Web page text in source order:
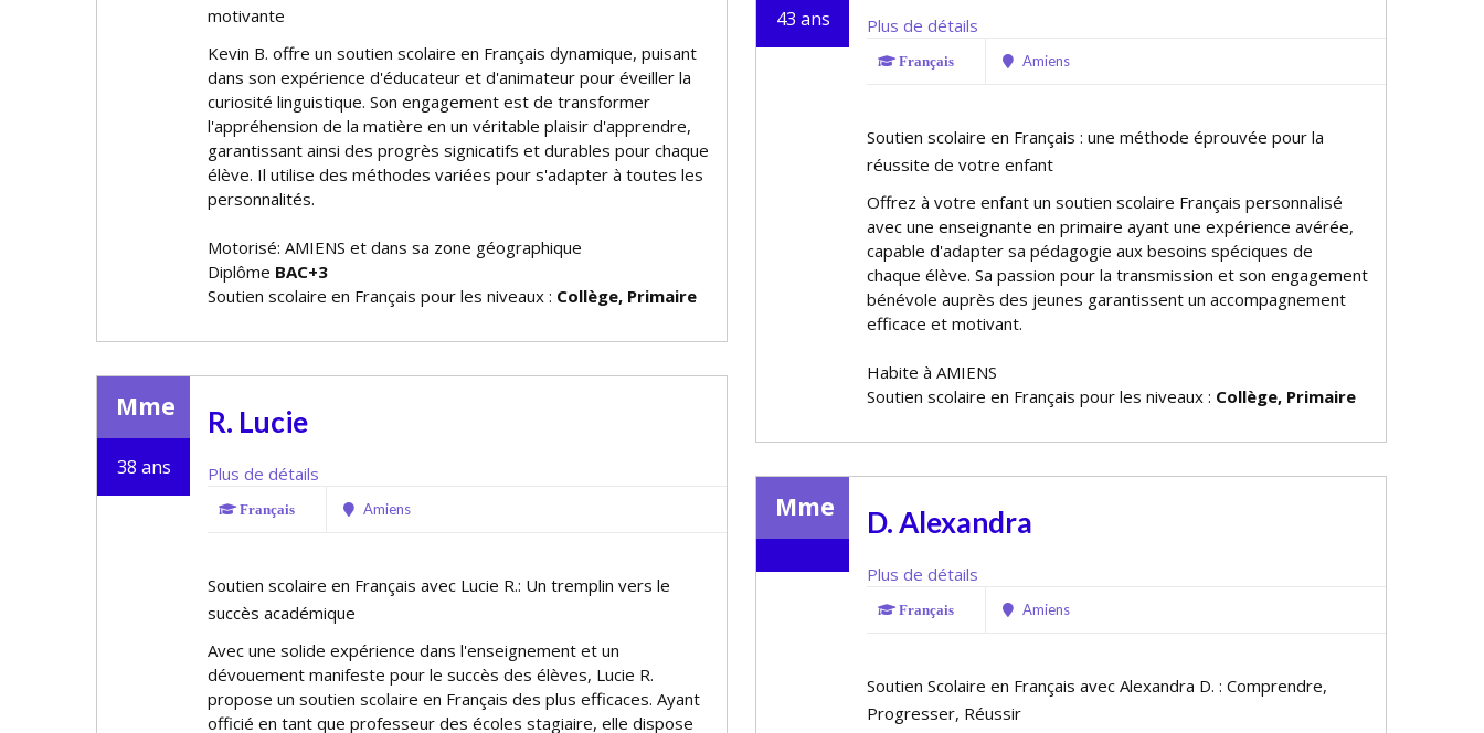
motivante
Kevin B. offre un soutien scolaire en Français dynamique, puisant
dans son expérience d'éducateur et d'animateur pour éveiller la
curiosité linguistique. Son engagement est de transformer
l'appréhension de la matière en un véritable plaisir d'apprendre,
garantissant ainsi des progrès significatifs et durables pour chaque
élève. Il utilise des méthodes variées pour s'adapter à toutes les
personnalités.
Motorisé: AMIENS et dans sa zone géographique
Diplôme BAC+3
Soutien scolaire en Français pour les niveaux : Collège, Primaire
43 ans Plus de détails
Français Amiens
Soutien scolaire en Français : une méthode éprouvée pour la
réussite de votre enfant
Offrez à votre enfant un soutien scolaire Français personnalisé
avec une enseignante en primaire ayant une expérience avérée,
capable d'adapter sa pédagogie aux besoins spécifiques de
chaque élève. Sa passion pour la transmission et son engagement
bénévole auprès des jeunes garantissent un accompagnement
efficace et motivant.
Habite à AMIENS
Soutien scolaire en Français pour les niveaux : Collège, Primaire
Mme
38 ans
R. Lucie
Plus de détails
Français Amiens
Soutien scolaire en Français avec Lucie R.: Un tremplin vers le
succès académique
Avec une solide expérience dans l'enseignement et un
dévouement manifeste pour le succès des élèves, Lucie R.
propose un soutien scolaire en Français des plus efficaces. Ayant
officié en tant que professeur des écoles stagiaire, elle dispose
Mme D. Alexandra
Plus de détails
Français Amiens
Soutien Scolaire en Français avec Alexandra D. : Comprendre,
Progresser, Réussir